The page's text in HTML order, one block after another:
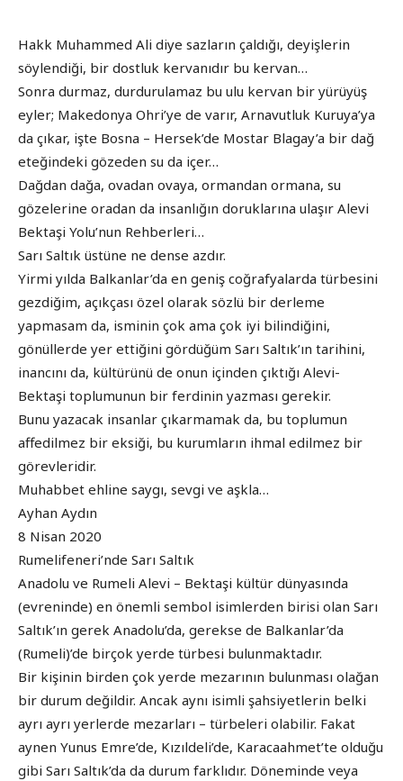
Hakk Muhammed Ali diye sazların çaldığı, deyişlerin
söylendiği, bir dostluk kervanıdır bu kervan…
Sonra durmaz, durdurulamaz bu ulu kervan bir yürüyüş
eyler; Makedonya Ohri’ye de varır, Arnavutluk Kuruya’ya
da çıkar, işte Bosna – Hersek’de Mostar Blagay’a bir dağ
eteğindeki gözeden su da içer…
Dağdan dağa, ovadan ovaya, ormandan ormana, su
gözelerine oradan da insanlığın doruklarına ulaşır Alevi
Bektaşi Yolu’nun Rehberleri…
Sarı Saltık üstüne ne dense azdır.
Yirmi yılda Balkanlar’da en geniş coğrafyalarda türbesini
gezdiğim, açıkçası özel olarak sözlü bir derleme
yapmasam da, isminin çok ama çok iyi bilindiğini,
gönüllerde yer ettiğini gördüğüm Sarı Saltık’ın tarihini,
inancını da, kültürünü de onun içinden çıktığı Alevi-
Bektaşi toplumunun bir ferdinin yazması gerekir.
Bunu yazacak insanlar çıkarmamak da, bu toplumun
affedilmez bir eksiği, bu kurumların ihmal edilmez bir
görevleridir.
Muhabbet ehline saygı, sevgi ve aşkla…
Ayhan Aydın
8 Nisan 2020
Rumelifeneri’nde Sarı Saltık
Anadolu ve Rumeli Alevi – Bektaşi kültür dünyasında
(evreninde) en önemli sembol isimlerden birisi olan Sarı
Saltık’ın gerek Anadolu’da, gerekse de Balkanlar’da
(Rumeli)’de birçok yerde türbesi bulunmaktadır.
Bir kişinin birden çok yerde mezarının bulunması olağan
bir durum değildir. Ancak aynı isimli şahsiyetlerin belki
ayrı ayrı yerlerde mezarları – türbeleri olabilir. Fakat
aynen Yunus Emre’de, Kızıldeli’de, Karacaahmet’te olduğu
gibi Sarı Saltık’da da durum farklıdır. Döneminde veya